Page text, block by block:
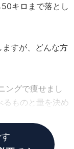
キロまで落とし
すが、どんな方
グで痩せまし
るものと量を決め